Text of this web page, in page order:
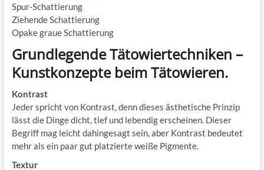
Spur-Schattierung
Ziehende Schattierung
Opake graue Schattierung
Grundlegende Tätowiertechniken –
Kunstkonzepte beim Tätowieren.
Kontrast
Jeder spricht von Kontrast, denn dieses ästhetische Prinzip
lässt die Dinge dicht, tief und lebendig erscheinen. Dieser
Begriff mag leicht dahingesagt sein, aber Kontrast bedeutet
mehr als ein paar gut platzierte weiße Pigmente.
Textur